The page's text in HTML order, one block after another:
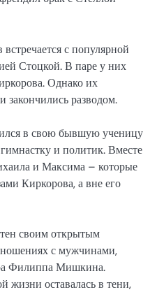
с популярной
Стоцкой. В паре у них
Однако их
разводом.
в свою бывшую ученицу
и политик. Вместе
и Максима – которые
Киркорова, а вне его
своим открытым
с мужчинами,
Филиппа Мишкина.
жизни оставалась в тени,